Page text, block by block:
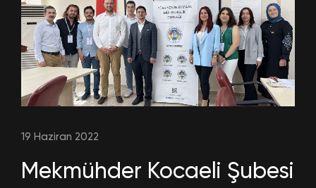
19 Haziran 2022
Mekmühder Kocaeli Şubesi